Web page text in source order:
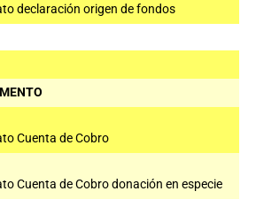
declaración origen de fondos
Cuenta de Cobro
Cuenta de Cobro donación en especie